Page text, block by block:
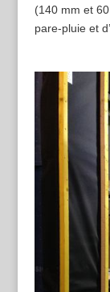
(140 mm et
pare-pluie et